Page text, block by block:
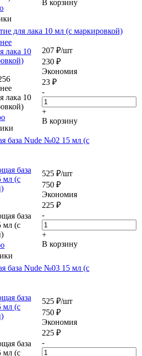
В корзину
для лака 10 мл (с маркировкой)
лака 10
лака 10
207 ₽/шт
230 ₽
Экономия
23 ₽
-
+
В корзину
база Nude №02 15 мл (с
база
мл (с
база
мл (с
525 ₽/шт
750 ₽
Экономия
225 ₽
-
+
В корзину
база Nude №03 15 мл (с
база
мл (с
база
мл (с
525 ₽/шт
750 ₽
Экономия
225 ₽
-